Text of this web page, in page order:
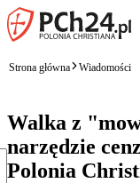
Strona główna Wiadomości
Walka z
narzędzie
Polonia